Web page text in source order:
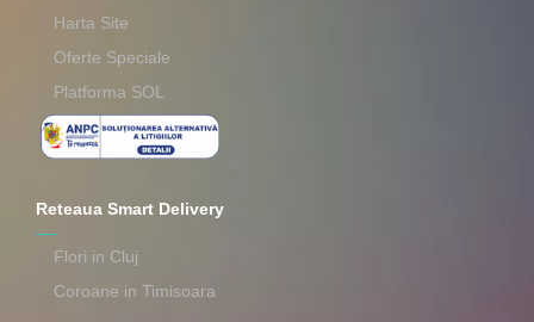
Harta Site
Oferte Speciale
Platforma SOL
Reteaua Smart Delivery
Flori in Cluj
Coroane in Timisoara